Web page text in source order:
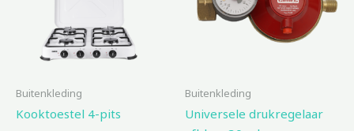
Buitenkleding
Kooktoestel 4-pits
Buitenkleding
Universele drukregelaar